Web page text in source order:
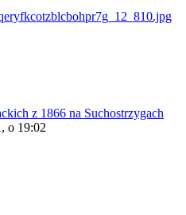
z 1866 na Suchostrzygach
o 19:02